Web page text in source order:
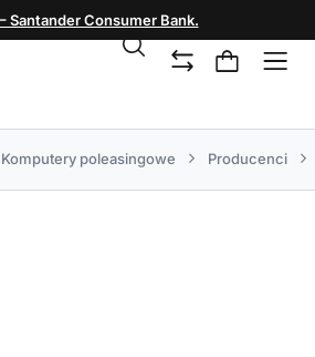
Santander Consumer Bank.
Komputery poleasingowe Producenci